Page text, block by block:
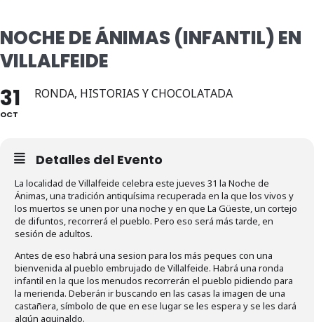
NOCHE DE ÁNIMAS (INFANTIL) EN
VILLALFEIDE
31
OCT
RONDA, HISTORIAS Y CHOCOLATADA
Detalles del Evento
La localidad de Villalfeide celebra este jueves 31 la Noche de
Ánimas, una tradición antiquísima recuperada en la que los vivos y
los muertos se unen por una noche y en que La Güeste, un cortejo
de difuntos, recorrerá el pueblo. Pero eso será más tarde, en
sesión de adultos.
Antes de eso habrá una sesion para los más peques con una
bienvenida al pueblo embrujado de Villalfeide. Habrá una ronda
infantil en la que los menudos recorrerán el pueblo pidiendo para
la merienda. Deberán ir buscando en las casas la imagen de una
castañera, símbolo de que en ese lugar se les espera y se les dará
algún aguinaldo.